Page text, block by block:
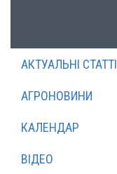
АКТУАЛЬНІ СТАТТІ
АГРОНОВИНИ
КАЛЕНДАР
ВІДЕО